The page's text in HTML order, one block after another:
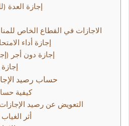
4. إجازة العدة
6. الاجازات في القطاع الخاص
7. إجازة أداء
8. إجازة دون أجر
9.
حساب رصيد
كيفية
التعويض عن رصيد الإجازات
أثر